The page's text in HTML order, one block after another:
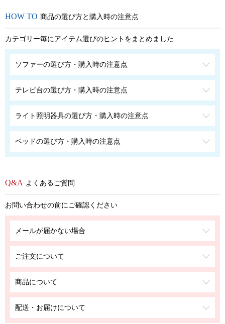
商品の選び方と購入時の注意点
カテゴリー毎にアイテム選びのヒントをまとめました
ソファーの選び方・購入時の注意点
テレビ台の選び方・購入時の注意点
ライト照明器具の選び方・購入時の注意点
ベッドの選び方・購入時の注意点
よくあるご質問
お問い合わせの前にご確認ください
メールが届かない場合
ご注文について
商品について
配送・お届けについて